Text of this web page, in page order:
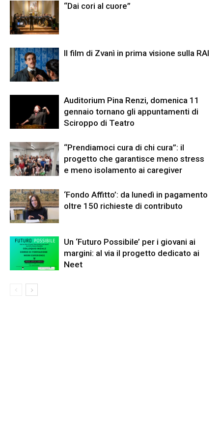
“Dai cori al cuore”
Il film di Zvanì in prima visione sulla RAI
Auditorium Pina Renzi, domenica 11
gennaio tornano gli appuntamenti di
Sciroppo di Teatro
“Prendiamoci cura di chi cura”: il
progetto che garantisce meno stress
e meno isolamento ai caregiver
‘Fondo Affitto’: da lunedì in pagamento
oltre 150 richieste di contributo
Un ‘Futuro Possibile’ per i giovani ai
margini: al via il progetto dedicato ai
Neet